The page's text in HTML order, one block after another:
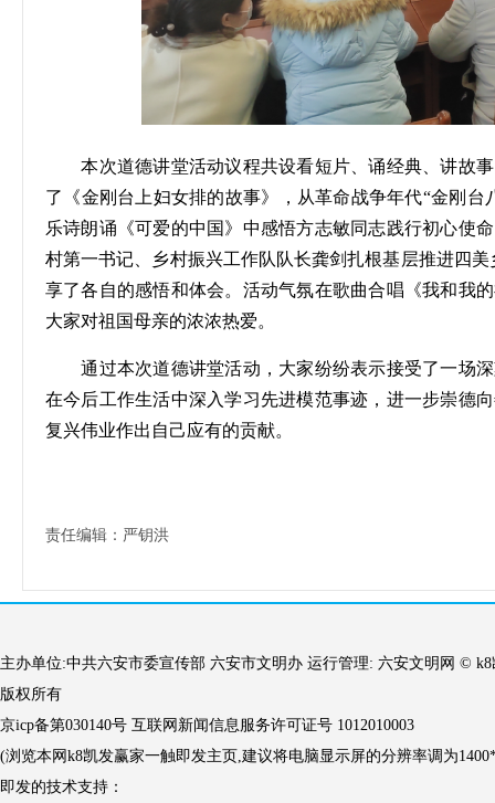
本次道德讲堂活动议程共设看短片、诵经典、讲故
了《金刚台上妇女排的故事》，从革命战争年代“金刚台
乐诗朗诵《可爱的中国》中感悟方志敏同志践行初心使
村第一书记、乡村振兴工作队队长龚剑扎根基层推进四
享了各自的感悟和体会。活动气氛在歌曲合唱《我和我
大家对祖国母亲的浓浓热爱。
通过本次道德讲堂活动，大家纷纷表示接受了一场
在今后工作生活中深入学习先进模范事迹，进一步崇德
复兴伟业作出自己应有的贡献。
责任编辑：严钥洪
主办单位:中共六安市委宣传部 六安市文明办 运行管理: 六安文明网 ©
版权所有
京icp备第030140号 互联网新闻信息服务许可证号 1012010003
(浏览本网k8凯发赢家一触即发主页,建议将电脑显示屏的分辨率调为
即发的技术支持：